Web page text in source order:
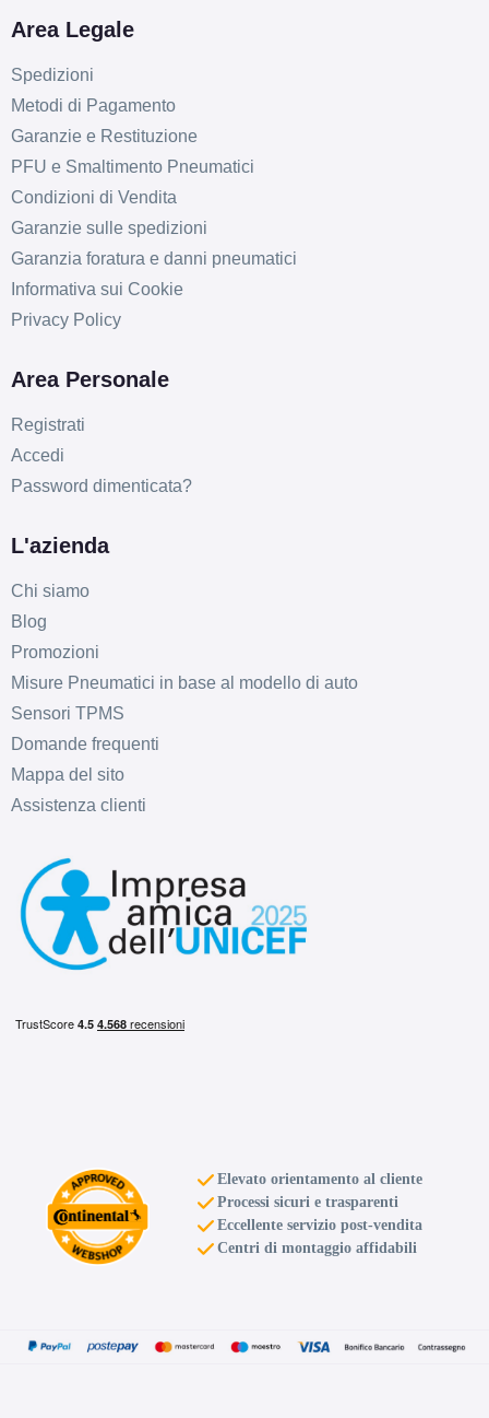
Area Legale
Spedizioni
Metodi di Pagamento
Garanzie e Restituzione
PFU e Smaltimento Pneumatici
Condizioni di Vendita
Garanzie sulle spedizioni
Garanzia foratura e danni pneumatici
Informativa sui Cookie
Privacy Policy
Area Personale
Registrati
Accedi
Password dimenticata?
L'azienda
Chi siamo
Blog
Promozioni
Misure Pneumatici in base al modello di auto
Sensori TPMS
Domande frequenti
Mappa del sito
Assistenza clienti
Elevato orientamento al cliente
Processi sicuri e trasparenti
Eccellente servizio post-vendita
Centri di montaggio affidabili